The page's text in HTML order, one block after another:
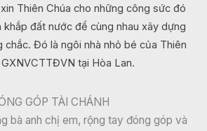
Thiên Chúa cho những công sức đó
đất nước để cùng nhau xây dựng
chắc. Đó là ngôi nhà nhỏ bé của Thiên
tại Hòa Lan.
GÓP TÀI CHÁNH
bà anh chị em, rộng tay đóng góp và